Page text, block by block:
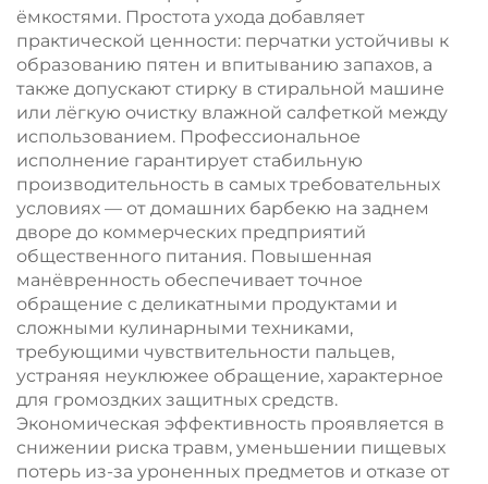
ёмкостями. Простота ухода добавляет
практической ценности: перчатки устойчивы к
образованию пятен и впитыванию запахов, а
также допускают стирку в стиральной машине
или лёгкую очистку влажной салфеткой между
использованием. Профессиональное
исполнение гарантирует стабильную
производительность в самых требовательных
условиях — от домашних барбекю на заднем
дворе до коммерческих предприятий
общественного питания. Повышенная
манёвренность обеспечивает точное
обращение с деликатными продуктами и
сложными кулинарными техниками,
требующими чувствительности пальцев,
устраняя неуклюжее обращение, характерное
для громоздких защитных средств.
Экономическая эффективность проявляется в
снижении риска травм, уменьшении пищевых
потерь из-за уроненных предметов и отказе от